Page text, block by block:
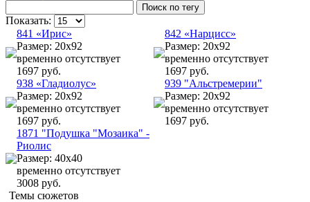
Показать:
841 «Ирис»
Размер: 20x92
временно отсутствует
1697 руб.
842 «Нарцисс»
Размер: 20x92
временно отсутствует
1697 руб.
938 «Гладиолус»
Размер: 20x92
временно отсутствует
1697 руб.
939 "Альстремерии"
Размер: 20x92
временно отсутствует
1697 руб.
1871 "Подушка "Мозаика" -
Риолис
Размер: 40х40
временно отсутствует
3008 руб.
Темы сюжетов